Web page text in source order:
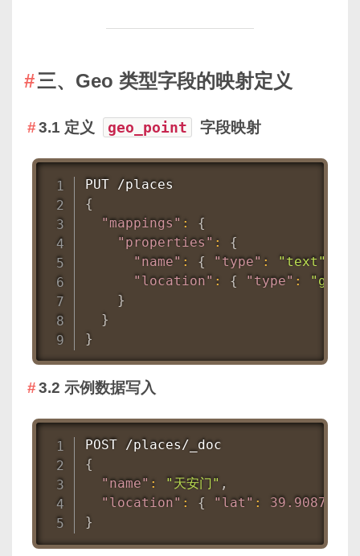
三、Geo 类型字段的映射定义
3.1 定义 geo_point 字段映射
{
"mappings" :
{
"properties" :
{
"name" : { "type" : "text"
"location" : { "type" :
}
}
}
3.2 示例数据写入
{
"name" : "天安门" ,
"location" : { "lat" : 39.9087
}